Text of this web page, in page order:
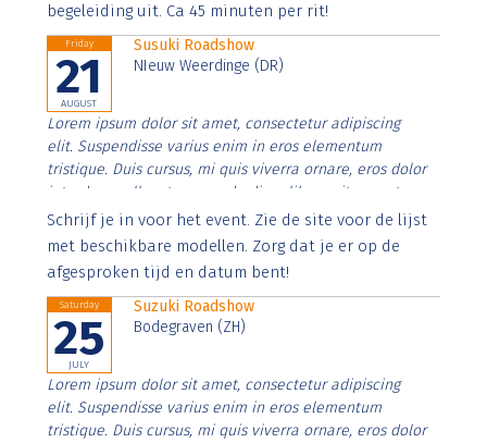
begeleiding uit. Ca 45 minuten per rit!
Friday
21
AUGUST
Susuki Roadshow
NIeuw Weerdinge (DR)
Lorem ipsum dolor sit amet, consectetur adipiscing
elit. Suspendisse varius enim in eros elementum
tristique. Duis cursus, mi quis viverra ornare, eros dolor
interdum nulla, ut commodo diam libero vitae erat.
Aenean faucibus nibh et justo cursus id rutrum lorem
imperdiet. Nunc ut sem vitae risus tristique posuere.
Schrijf je in voor het event. Zie de site voor de lijst
met beschikbare modellen. Zorg dat je er op de
afgesproken tijd en datum bent!
Saturday
25
JULY
Suzuki Roadshow
Bodegraven (ZH)
Lorem ipsum dolor sit amet, consectetur adipiscing
elit. Suspendisse varius enim in eros elementum
tristique. Duis cursus, mi quis viverra ornare, eros dolor